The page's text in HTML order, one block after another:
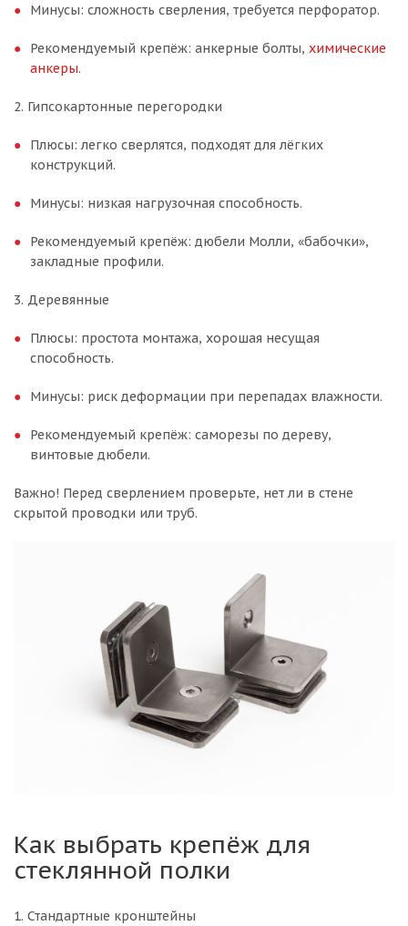
Минусы: сложность сверления, требуется перфоратор.
Рекомендуемый крепёж: анкерные болты, химические
анкеры.
2. Гипсокартонные перегородки
Плюсы: легко сверлятся, подходят для лёгких
конструкций.
Минусы: низкая нагрузочная способность.
Рекомендуемый крепёж: дюбели Молли, «бабочки»,
закладные профили.
3. Деревянные
Плюсы: простота монтажа, хорошая несущая
способность.
Минусы: риск деформации при перепадах влажности.
Рекомендуемый крепёж: саморезы по дереву,
винтовые дюбели.
Важно! Перед сверлением проверьте, нет ли в стене
скрытой проводки или труб.
Как выбрать крепёж для
стеклянной полки
1. Стандартные кронштейны